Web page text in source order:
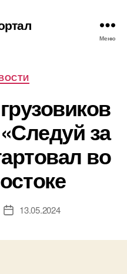
Меню
за
во
Дата13.05.2024